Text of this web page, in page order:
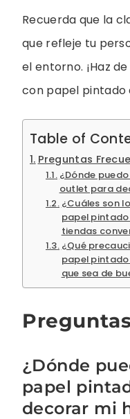
Recuerda que la
que refleje tu
el entorno. ¡Haz
con papel pintado
Table of
Preguntas
¿Dónde
outlet para
¿Cuáles son
papel
tiendas
¿Qué
papel
que sea de
¿Dónde
papel
decorar mi